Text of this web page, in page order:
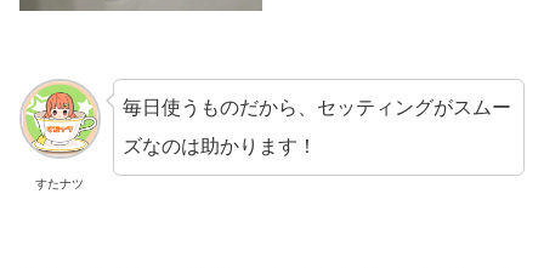
すたナツ
毎日使うものだから、セッティングがスムー
ズなのは助かります！